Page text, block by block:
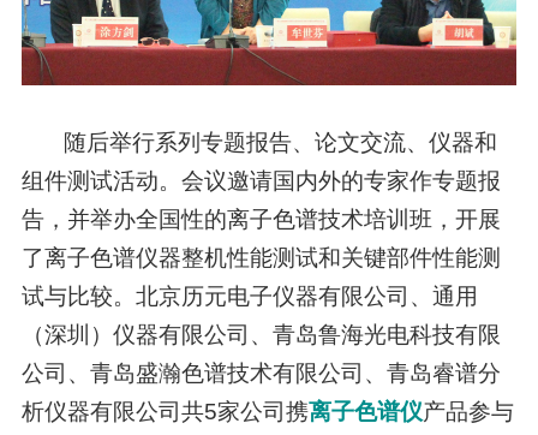
随后举行系列专题报告、论文交流、仪器和
组件测试活动。会议邀请国内外的专家作专题报
告，并举办全国性的离子色谱技术培训班，开展
了离子色谱仪器整机性能测试和关键部件性能测
试与比较。北京历元电子仪器有限公司、通用
（深圳）仪器有限公司、青岛鲁海光电科技有限
公司、青岛盛瀚色谱技术有限公司、青岛睿谱分
析仪器有限公司共5家公司携离子色谱仪产品参与